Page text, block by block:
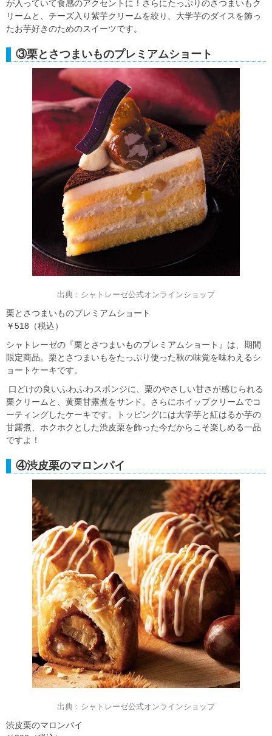
が入っていて食感のアクセントに！さらにたっぷりのさつまいもク
リームと、チーズ入り紫芋クリームを絞り、大学芋のダイスを飾っ
たお芋好きのためのスイーツです。
③栗とさつまいものプレミアムショート
出典：シャトレーゼ公式オンラインショップ
栗とさつまいものプレミアムショート
￥518（税込）
シャトレーゼの『栗とさつまいものプレミアムショート』は、期間
限定商品。栗とさつまいもをたっぷり使った秋の味覚を味わえるシ
ョートケーキです。
口どけの良いふわふわスポンジに、栗のやさしい甘さが感じられる
栗クリームと、黄栗甘露煮をサンド。さらにホイップクリームでコ
ーティングしたケーキです。トッピングには大学芋と紅はるか芋の
甘露煮、ホクホクとした渋皮栗を飾った今だからこそ楽しめる一品
ですよ！
④渋皮栗のマロンパイ
出典：シャトレーゼ公式オンラインショップ
渋皮栗のマロンパイ